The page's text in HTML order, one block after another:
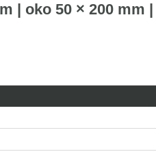
| oko 50 × 200 mm